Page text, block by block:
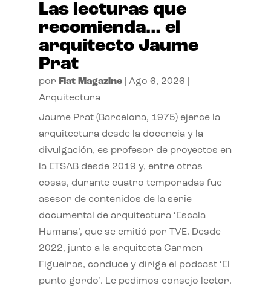
Las lecturas que
recomienda… el
arquitecto Jaume
Prat
por Flat Magazine| Ago 6, 2026
Arquitectura
Jaume Prat (Barcelona, 1975) ejerce la
arquitectura desde la docencia y la
divulgación, es profesor de proyectos en
la ETSAB desde 2019 y, entre otras
cosas, durante cuatro temporadas fue
asesor de contenidos de la serie
documental de arquitectura ‘Escala
Humana’, que se emitió por TVE. Desde
2022, junto a la arquitecta Carmen
Figueiras, conduce y dirige el podcast ‘El
punto gordo’. Le pedimos consejo lector.